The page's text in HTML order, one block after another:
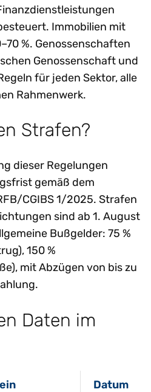
Immobilien mit
%. Genossenschaften
Genossenschaft und
für jeden Sektor, alle
Rahmenwerk.
Strafen?
dieser Regelungen
gemäß dem
CGIBS 1/2025. Strafen
sind ab 1. August
Bußgelder: 75 %
150 %
mit Abzügen von bis zu
Daten im
Datum